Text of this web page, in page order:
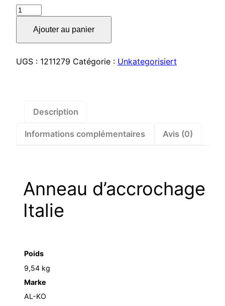
quantité
Anneau
Italie
Ajouter au panier
UGS : 1211279 Catégorie : Unkategorisiert
Description
Informations complémentaires Avis (0)
Anneau d’accrochage
Italie
Poids
9,54 kg
Marke
AL-KO